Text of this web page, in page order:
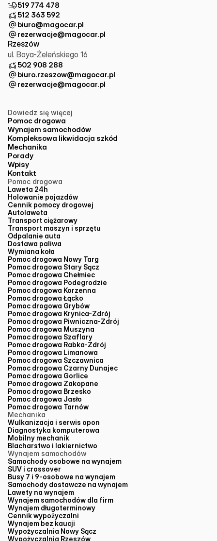
519 774 478
512 363 592
biuro@magocar.pl
rezerwacje@magocar.pl
Rzeszów
ul. Boya-Żeleńskiego 16
502 908 288
biuro.rzeszow@magocar.pl
rezerwacje@magocar.pl
Dowiedz się więcej
Pomoc drogowa
Wynajem samochodów
Kompleksowa likwidacja szkód
Mechanika
Porady
Wpisy
Kontakt
Pomoc drogowa
Laweta 24h
Holowanie pojazdów
Cennik pomocy drogowej
Autolaweta
Transport ciężarowy
Transport maszyn i sprzętu
Odpalanie auta
Dostawa paliwa
Wymiana koła
Pomoc drogowa Nowy Targ
Pomoc drogowa Stary Sącz
Pomoc drogowa Chełmiec
Pomoc drogowa Podegrodzie
Pomoc drogowa Korzenna
Pomoc drogowa Łącko
Pomoc drogowa Grybów
Pomoc drogowa Krynica-Zdrój
Pomoc drogowa Piwniczna-Zdrój
Pomoc drogowa Muszyna
Pomoc drogowa Szaflary
Pomoc drogowa Rabka-Zdrój
Pomoc drogowa Limanowa
Pomoc drogowa Szczawnica
Pomoc drogowa Czarny Dunajec
Pomoc drogowa Gorlice
Pomoc drogowa Zakopane
Pomoc drogowa Brzesko
Pomoc drogowa Jasło
Pomoc drogowa Tarnów
Mechanika
Wulkanizacja i serwis opon
Diagnostyka komputerowa
Mobilny mechanik
Blacharstwo i lakiernictwo
Wynajem samochodów
Samochody osobowe na wynajem
SUV i crossover
Busy 7 i 9-osobowe na wynajem
Samochody dostawcze na wynajem
Lawety na wynajem
Wynajem samochodów dla firm
Wynajem długoterminowy
Cennik wypożyczalni
Wynajem bez kaucji
Wypożyczalnia Nowy Sącz
Wypożyczalnia Rzeszów